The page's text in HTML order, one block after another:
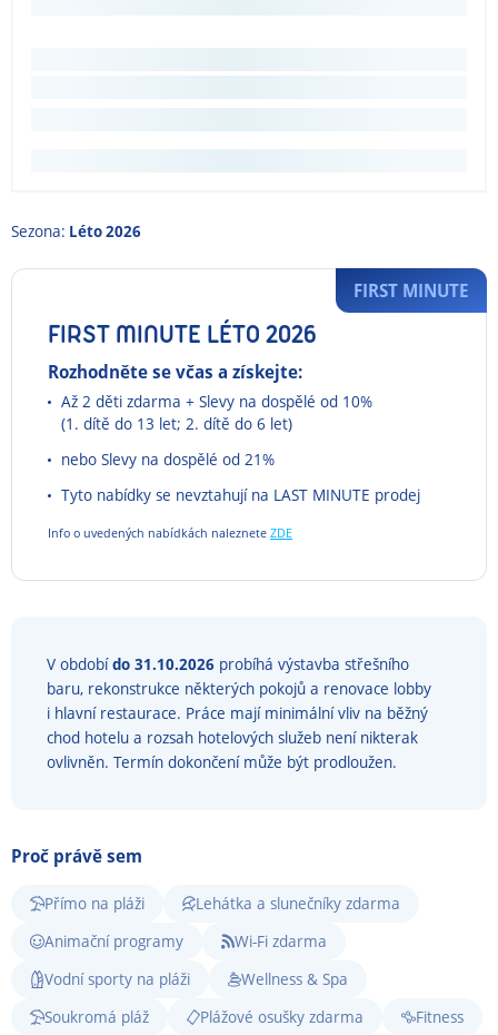
Sezona: Léto 2026
FIRST MINUTE LÉTO 2026
Rozhodněte se včas a získejte:
Až 2 děti zdarma + Slevy na dospělé od 10%
(1. dítě do 13 let; 2. dítě do 6 let)
nebo Slevy na dospělé od 21%
Tyto nabídky se nevztahují na LAST MINUTE prodej
Info o uvedených nabídkách naleznete ZDE
FIRST MINUTE
V obdobído 31.10.2026 probíhá výstavba střešního
baru, rekonstrukce některých pokojů a renovace lobby
i hlavní restaurace. Práce mají minimální vliv na běžný
chod hotelu a rozsah hotelových služeb není nikterak
ovlivněn. Termín dokončení může být prodloužen.
Proč právě sem
Přímo na pláži
Lehátka a slunečníky zdarma
Animační programy
Wi-Fi zdarma
Vodní sporty na pláži
Wellness & Spa
Soukromá pláž
Plážové osušky zdarma
Fitness